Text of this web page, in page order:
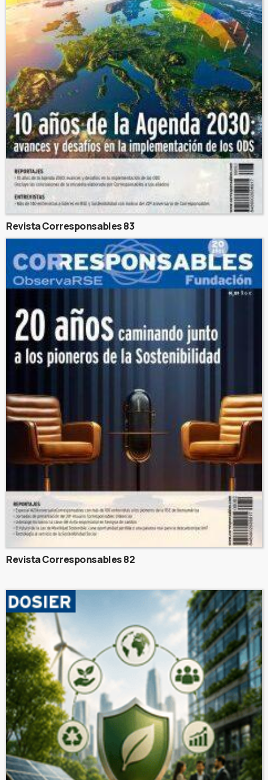
Revista Corresponsables 83
Revista Corresponsables 82